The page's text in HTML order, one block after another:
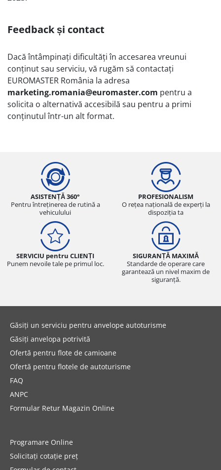
Feedback și contact
Dacă întâmpinați dificultăți în accesarea vreunui
conținut sau serviciu, vă rugăm să contactați
EUROMASTER România la adresa
marketing.romania@euromaster.com pentru a
solicita o alternativă accesibilă sau pentru a primi
conținutul într-un alt format.
ASISTENȚĂ 360°
Pentru întreținerea de rutină a
vehiculului
PROFESIONALISM
O rețea națională de experți la
dispoziția ta
SERVICIU pentru CLIENȚI
Punem nevoile tale pe primul loc.
SIGURANȚĂ MAXIMĂ
Standarde de operare care
garantează un nivel maxim de
siguranță.
Găsiți un serviciu pentru anvelope autoturisme
Găsiți anvelopa potrivită
Ofertă pentru flote de camioane
Ofertă pentru flotele de autoturisme
FAQ
ANPC
Formular Retur Magazin Online
Programare Online
Solicitați cotație preț